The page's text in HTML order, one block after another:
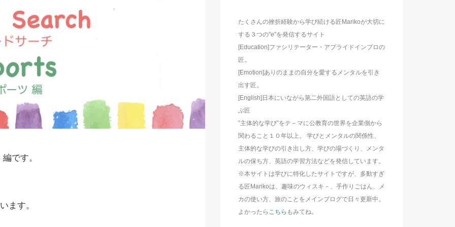
です。
ます。
たくさんの挫折経験から学び続ける匠Marikoが大切に
する３つの"e"を発信するサイト
[Education]ファシリテーター・アプライドインプロの
匠。
[Emotion]ありのままの自分を愛するメンタルを引き
出す匠。
[English]日本にいながら第二外国語としての英語の学
ぶ匠
”主体的な学び”をテ－マに公教育の世界を企業側から
関わること１０年以上。 学びとメンタルの関係性、
主体的な学びの引き出し方、学びの場づくり、メンタ
ルの保ち方、英語の学習方法などを発信しています。
※本サイトは学びに特化したサイトですが、多動すぎ
る匠Marikoは、趣味のウィスキ－、手作りごはん、メ
カの使い方、旅のことをメインブログで日々更新中。
よかったら こちら もみてね。